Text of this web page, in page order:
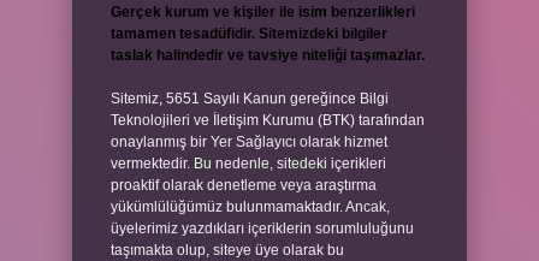
Gerçek kurum ve kişiler ile isim benzerlikleri
tamamen tesadüfidir. Sitemizdeki bilgiler
taslak halindedir ve tavsiye niteliği taşımazlar.
Sitemiz, 5651 Sayılı Kanun gereğince Bilgi
Teknolojileri ve İletişim Kurumu (BTK) tarafından
onaylanmış bir Yer Sağlayıcı olarak hizmet
vermektedir. Bu nedenle, sitedeki içerikleri
proaktif olarak denetleme veya araştırma
yükümlülüğümüz bulunmamaktadır. Ancak,
üyelerimiz yazdıkları içeriklerin sorumluluğunu
taşımakta olup, siteye üye olarak bu